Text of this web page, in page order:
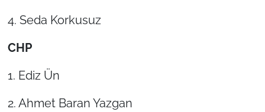
4. Seda Korkusuz
CHP
1. Ediz Ün
2. Ahmet Baran Yazgan
İş Dünyası
Bilim Teknoloji
English News
Canlı Maç